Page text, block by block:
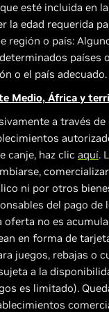
esté incluida en
la edad requerida
región o país:
países
o el país adecuado.
Medio, África y
a través
canje, haz clic aquí.
ni por otros
del pago de
oferta no es
en forma de
juegos, rebajas o
a la
es limitado).